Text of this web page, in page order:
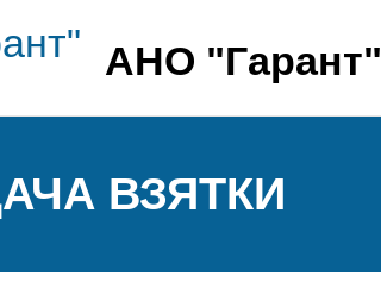
АНО "Гарант"
ВЗЯТКИ